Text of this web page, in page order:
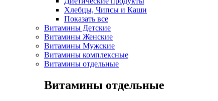
Хлебцы, Чипсы и Каши
Показать все
Витамины Детские
Витамины Женские
Витамины Мужские
Витамины комплексные
Витамины отдельные
Витамины отдельные